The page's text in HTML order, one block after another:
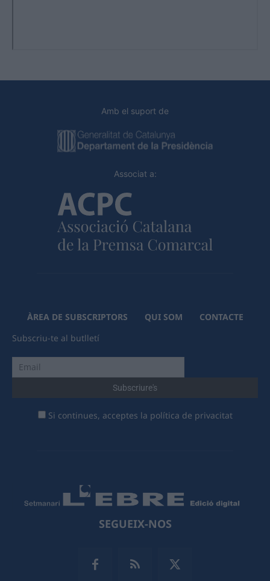
Amb el suport de
Associat a:
ÀREA DE SUBSCRIPTORS QUI SOM
CONTACTE
Subscriu-te al butlletí
Si continues, acceptes la política de privacitat
SEGUEIX-NOS